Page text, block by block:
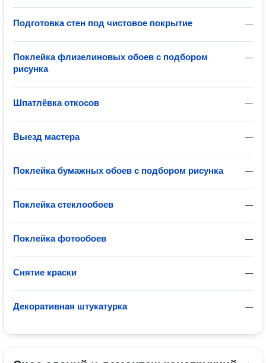
—
Подготовка стен под чистовое покрытие
—
Поклейка флизелиновых обоев с подбором
рисунка
—
Шпатлёвка откосов
—
Выезд мастера
—
Поклейка бумажных обоев с подбором рисунка
—
Поклейка стеклообоев
—
Поклейка фотообоев
—
Снятие краски
—
Декоративная штукатурка